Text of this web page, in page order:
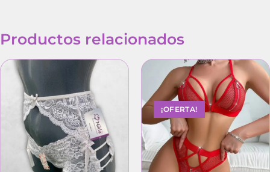
Productos relacionados
¡OFERTA!